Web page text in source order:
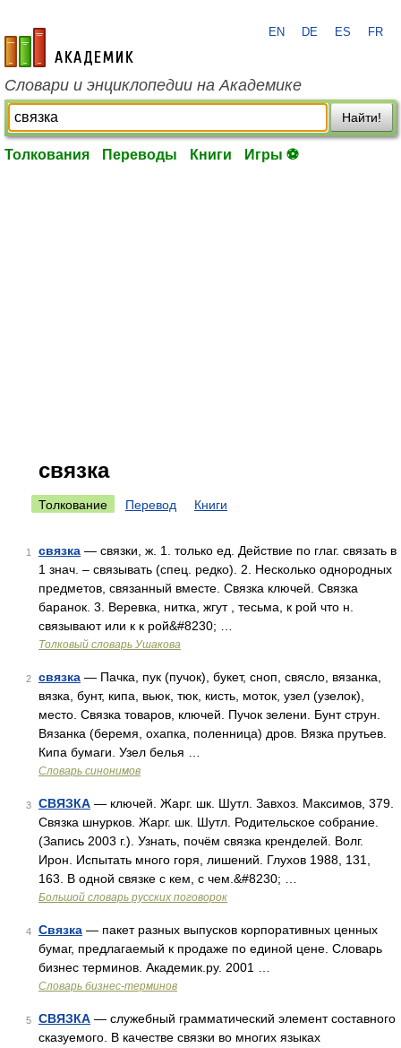
academic.ru
EN DE ES FR
Словари и энциклопедии на Академике
Найти!
Толкования Переводы Книги Игры ⚽
связка
Толкование Перевод Книги
1 связка — связки, ж. 1. только ед. Действие по глаг. связать в
1 знач. – связывать (спец. редко). 2. Несколько однородных
предметов, связанный вместе. Связка ключей. Связка
баранок. 3. Веревка, нитка, жгут , тесьма, к рой что н.
связывают или к к рой&#8230; …
Толковый словарь Ушакова
2 связка — Пачка, пук (пучок), букет, сноп, свясло, вязанка,
вязка, бунт, кипа, вьюк, тюк, кисть, моток, узел (узелок),
место. Связка товаров, ключей. Пучок зелени. Бунт струн.
Вязанка (беремя, охапка, поленница) дров. Вязка прутьев.
Кипа бумаги. Узел белья …
Словарь синонимов
3 СВЯЗКА — ключей. Жарг. шк. Шутл. Завхоз. Максимов, 379.
Связка шнурков. Жарг. шк. Шутл. Родительское собрание.
(Запись 2003 г.). Узнать, почём связка кренделей. Волг.
Ирон. Испытать много горя, лишений. Глухов 1988, 131,
163. В одной связке с кем, с чем.&#8230; …
Большой словарь русских поговорок
4 Связка — пакет разных выпусков корпоративных ценных
бумаг, предлагаемый к продаже по единой цене. Словарь
бизнес терминов. Академик.ру. 2001 …
Словарь бизнес-терминов
5 СВЯЗКА — служебный грамматический элемент составного
сказуемого. В качестве связки во многих языках